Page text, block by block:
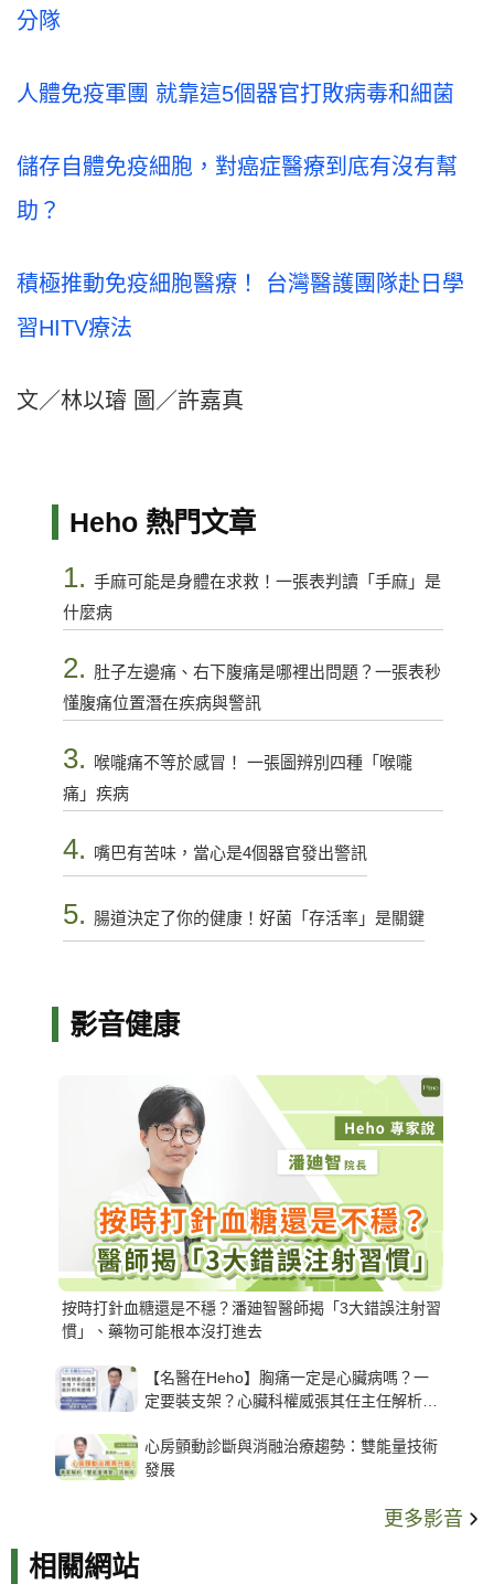
分隊
人體免疫軍團 就靠這5個器官打敗病毒和細菌
儲存自體免疫細胞，對癌症醫療到底有沒有幫
助？
積極推動免疫細胞醫療！ 台灣醫護團隊赴日學
習HITV療法
文／林以璿 圖／許嘉真
Heho 熱門文章
1. 手麻可能是身體在求救！一張表判讀「手麻」是
什麼病
2. 肚子左邊痛、右下腹痛是哪裡出問題？一張表秒
懂腹痛位置潛在疾病與警訊
3.
喉嚨痛不等於感冒！ 一張圖辨別四種「喉嚨
痛」疾病
4. 嘴巴有苦味，當心是4個器官發出警訊
5. 腸道決定了你的健康！好菌「存活率」是關鍵
影音健康
按時打針血糖還是不穩？潘廸智醫師揭「3大錯誤注射習
慣」、藥物可能根本沒打進去
【名醫在Heho】胸痛一定是心臟病嗎？一
定要裝支架？心臟科權威張其任主任解析支
心房顫動診斷與消融治療趨勢：雙能量技術
發展
更多影音
相關網站